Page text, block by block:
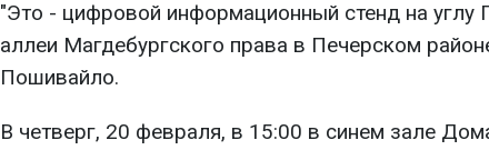
"Это - цифровой информационный стенд на углу
аллеи Магдебургского права в Печерском
Пошивайло.
В четверг, 20 февраля, в 15:00 в синем зале